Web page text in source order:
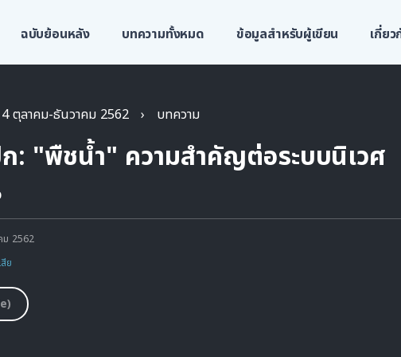
ฉบับย้อนหลัง บทความทั้งหมด ข้อมูลสำหรับผู้เขียน เกี่ยว
ตุลาคม-ธันวาคม 2562 › บทความ
ก: "พืชน้ำ" ความสำคัญต่อระบบนิเวศ
ม 2562
ย